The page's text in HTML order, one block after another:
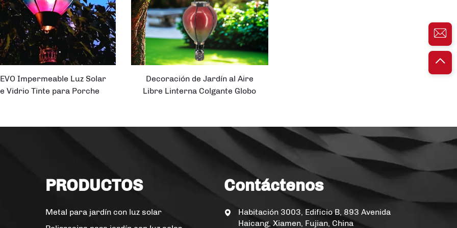
Impermeable Luz Solar
Vidrio Tinte para Porche
Parpadeante para Jardín
Decoración de Jardín al Aire
Libre Linterna Colgante Globo
PRODUCTOS
Metal para jardín con luz solar
Contáctenos
Habitación 3003, Edificio B, 893 Avenida
Haicang, Xiamen, Fujian, China